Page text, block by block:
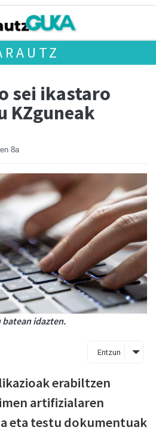
sei ikastaro
KZguneak
8a
idazten.
Entzun
erabiltzen
artifizialaren
eta testu dokumentuak